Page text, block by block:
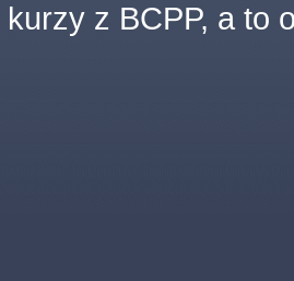
kurzy z BCPP, a to